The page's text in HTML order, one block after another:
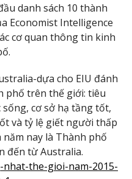
danh sách 10 thành
Economist Intelligence
cơ quan thông tin kinh
dựa cho EIU đánh
phố trên thế giới: tiêu
cơ sở hạ tầng tốt,
và tỷ lệ giết người thấp
nay là Thành phố
đến từ Australia.